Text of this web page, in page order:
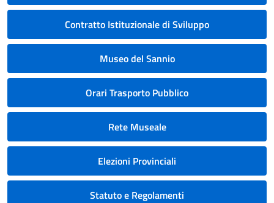
Contratto Istituzionale di Sviluppo
Museo del Sannio
Orari Trasporto Pubblico
Rete Museale
Elezioni Provinciali
Statuto e Regolamenti